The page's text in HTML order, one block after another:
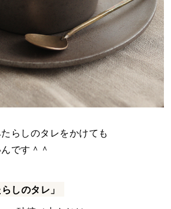
らしのタレをかけても
です＾＾
しのタレ」